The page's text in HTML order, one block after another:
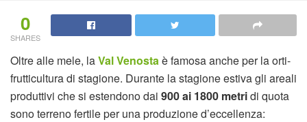
0
SHARES
Oltre alle mele, laVal Venostaè famosa anche per la orti-
frutticultura di stagione. Durante la stagione estiva gli areali
produttivi che si estendono dai 900 ai 1800 metridi quota
sono terreno fertile per una produzione d’eccellenza: